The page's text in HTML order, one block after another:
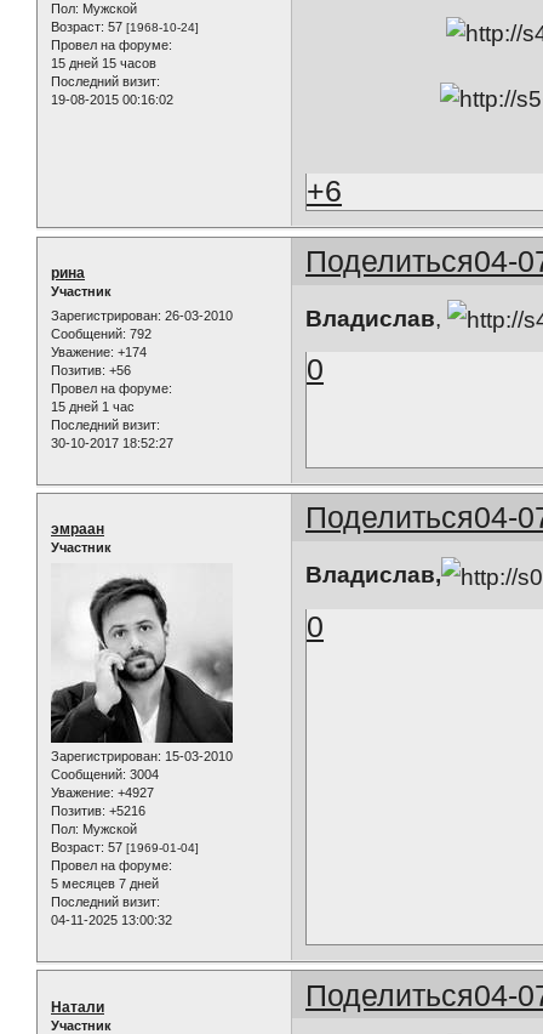
Пол: Мужской
Возраст: 57 [1968-10-24]
Провел на форуме:
15 дней 15 часов
Последний визит:
19-08-2015 00:16:02
+6
Поделиться04-
рина
Участник
Зарегистрирован: 26-03-2010
Сообщений: 792
Уважение: +174
Позитив: +56
Провел на форуме:
15 дней 1 час
Последний визит:
30-10-2017 18:52:27
Владислав,
0
Поделиться04-
эмраан
Участник
Зарегистрирован: 15-03-2010
Сообщений: 3004
Уважение: +4927
Позитив: +5216
Пол: Мужской
Возраст: 57 [1969-01-04]
Провел на форуме:
5 месяцев 7 дней
Последний визит:
04-11-2025 13:00:32
Владислав,
0
Поделиться04-
Натали
Участник